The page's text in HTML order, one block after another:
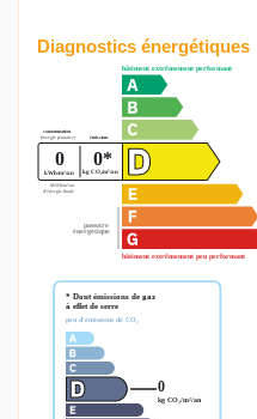
Diagnostics énergétiques